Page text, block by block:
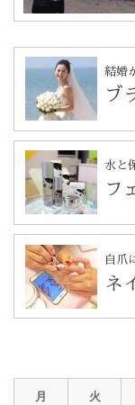
月 火
結婚
ブ
水と
フ
自爪
ネ